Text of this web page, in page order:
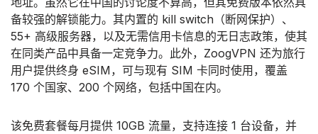
备较强的解锁能力。其内置的 kill switch（断网保护）、
55+ 高级服务器，以及无需信用卡信息的无日志政策，使其
在同类产品中具备一定竞争力。此外，ZoogVPN 还为旅行
用户提供终身 eSIM，可与现有 SIM 卡同时使用，覆盖
170 个国家、200 个网络，包括中国在内。
该免费套餐每月提供 10GB 流量，支持连接 1 台设备，并